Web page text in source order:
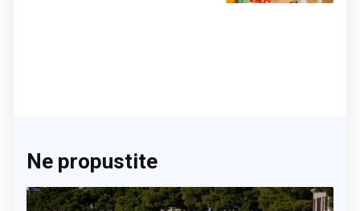
Ne propustite